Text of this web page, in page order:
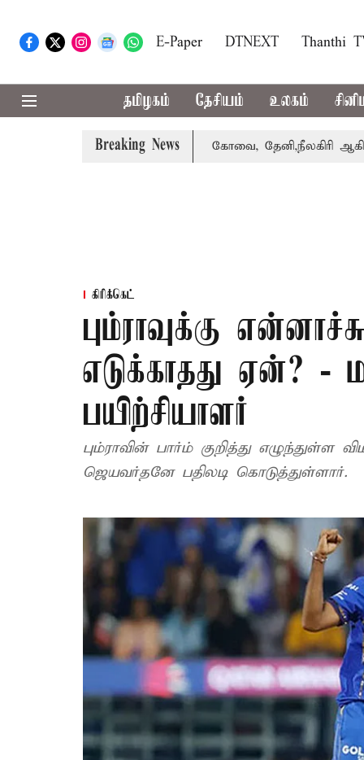
E-Paper DTNEXT Thanthi
தமிழகம் தேசியம் உலகம்
Breaking News
பெற்றார் சங்கீதா கோவை, தேனி,நீலகிரி ஆகிய
கிரிக்கெட்
பும்ராவுக்கு
எடுக்காதது ஏன்?
பயிற்சியாளர்
பும்ராவின் பார்ம் குறித்து எழுந்துள்ள
ஜெயவர்தனே பதிலடி கொடுத்துள்ளார்.